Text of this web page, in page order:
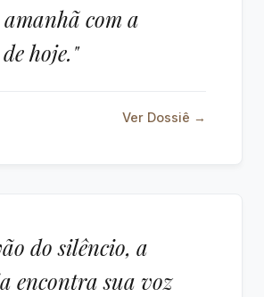
com a
hoje."
Ver Dossiê →
do silêncio, a
encontra sua voz